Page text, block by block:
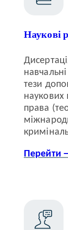
Наукові
тези
наукових
права
Перейти